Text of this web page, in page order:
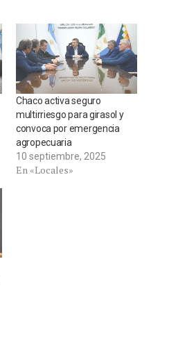
Chaco activa seguro
multirriesgo para girasol y
convoca por emergencia
agropecuaria
10 septiembre, 2025
En «Locales»